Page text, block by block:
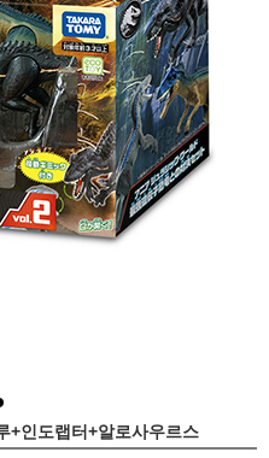
+인도랩터+알로사우르스